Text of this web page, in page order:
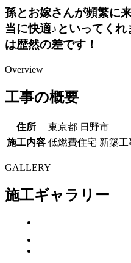
孫とお嫁さんが頻繁に
当に快適♪といってく
は歴然の差です！
Overview
工事の概要
住所
東京都 日野市
施工内容 低燃費住宅 新築
GALLERY
施工ギャラリー